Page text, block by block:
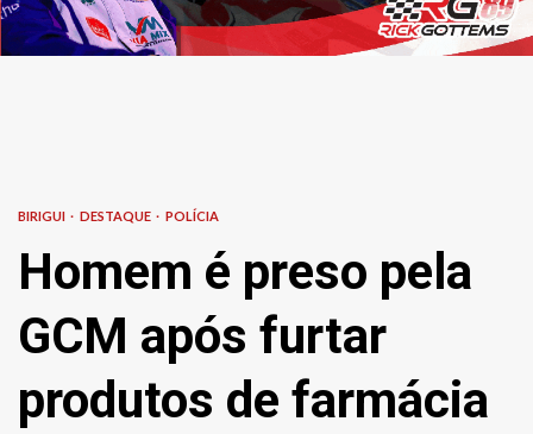
BIRIGUI DESTAQUE POLÍCIA
Homem é preso pela
GCM após furtar
produtos de farmácia